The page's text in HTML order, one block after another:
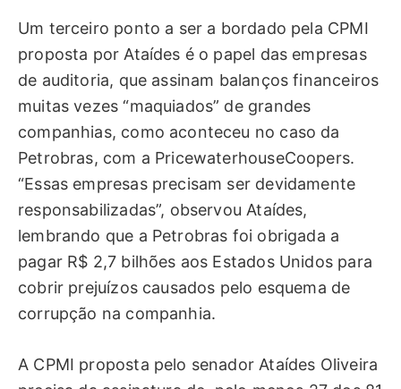
Um terceiro ponto a ser a bordado pela CPMI
proposta por Ataídes é o papel das empresas
de auditoria, que assinam balanços financeiros
muitas vezes “maquiados” de grandes
companhias, como aconteceu no caso da
Petrobras, com a PricewaterhouseCoopers.
“Essas empresas precisam ser devidamente
responsabilizadas”, observou Ataídes,
lembrando que a Petrobras foi obrigada a
pagar R$ 2,7 bilhões aos Estados Unidos para
cobrir prejuízos causados pelo esquema de
corrupção na companhia.
A CPMI proposta pelo senador Ataídes Oliveira